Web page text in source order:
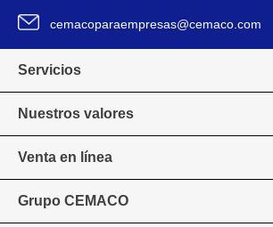
cemacoparaempresas@cemaco.com
Servicios
Nuestros valores
Venta en línea
Grupo CEMACO